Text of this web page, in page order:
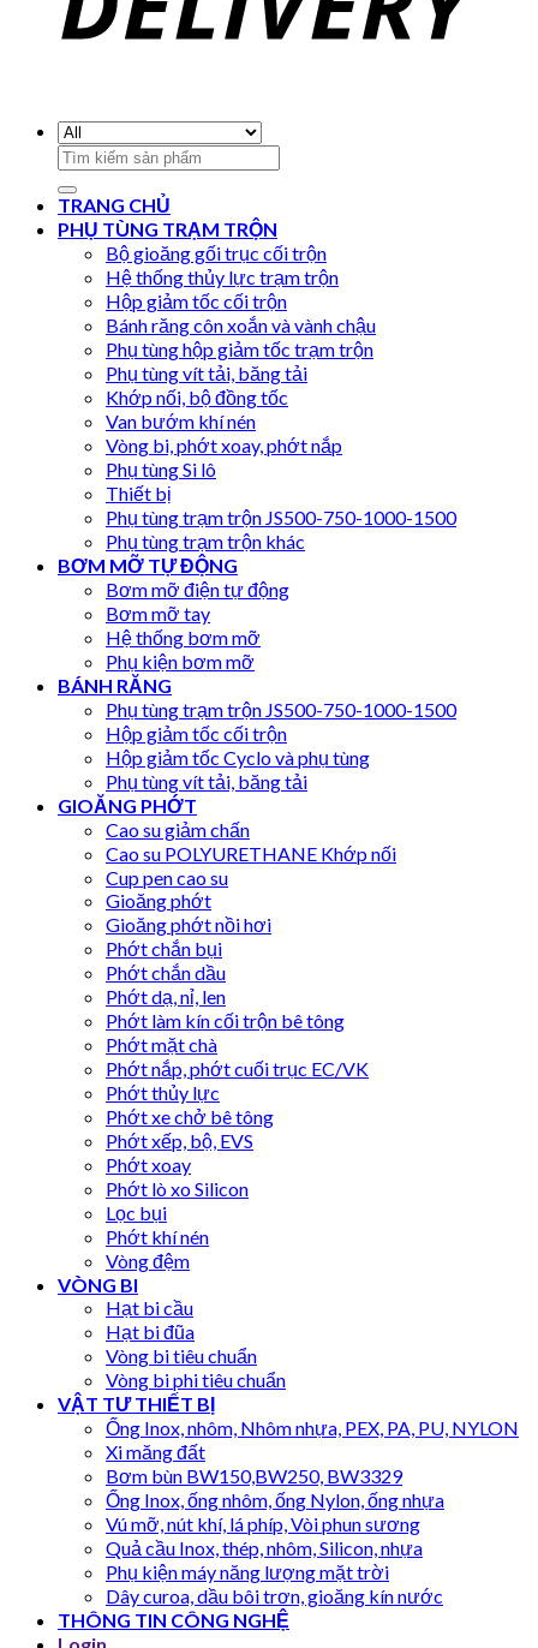
Search
for:
TRANG CHỦ
PHỤ TÙNG TRẠM TRỘN
Bộ gioăng gối trục cối trộn
Hệ thống thủy lực trạm trộn
Hộp giảm tốc cối trộn
Bánh răng côn xoắn và vành chậu
Phụ tùng hộp giảm tốc trạm trộn
Phụ tùng vít tải, băng tải
Khớp nối, bộ đồng tốc
Van bướm khí nén
Vòng bi, phớt xoay, phớt nắp
Phụ tùng Si lô
Thiết bị
Phụ tùng trạm trộn JS500-750-1000-1500
Phụ tùng trạm trộn khác
BƠM MỠ TỰ ĐỘNG
Bơm mỡ điện tự động
Bơm mỡ tay
Hệ thống bơm mỡ
Phụ kiện bơm mỡ
BÁNH RĂNG
Phụ tùng trạm trộn JS500-750-1000-1500
Hộp giảm tốc cối trộn
Hộp giảm tốc Cyclo và phụ tùng
Phụ tùng vít tải, băng tải
GIOĂNG PHỚT
Cao su giảm chấn
Cao su POLYURETHANE Khớp nối
Cup pen cao su
Gioăng phớt
Gioăng phớt nồi hơi
Phớt chắn bụi
Phớt chắn dầu
Phớt dạ, nỉ, len
Phớt làm kín cối trộn bê tông
Phớt mặt chà
Phớt nắp, phớt cuối trục EC/VK
Phớt thủy lực
Phớt xe chở bê tông
Phớt xếp, bộ, EVS
Phớt xoay
Phớt lò xo Silicon
Lọc bụi
Phớt khí nén
Vòng đệm
VÒNG BI
Hạt bi cầu
Hạt bi đũa
Vòng bi tiêu chuẩn
Vòng bi phi tiêu chuẩn
VẬT TƯ THIẾT BỊ
Ống Inox, nhôm, Nhôm nhựa, PEX, PA, PU, NYLON
Xi măng đất
Bơm bùn BW150,BW250, BW3329
Ống Inox, ống nhôm, ống Nylon, ống nhựa
Vú mỡ, nút khí, lá phíp, Vòi phun sương
Quả cầu Inox, thép, nhôm, Silicon, nhựa
Phụ kiện máy năng lượng mặt trời
Dây curoa, dầu bôi trơn, gioăng kín nước
THÔNG TIN CÔNG NGHỆ